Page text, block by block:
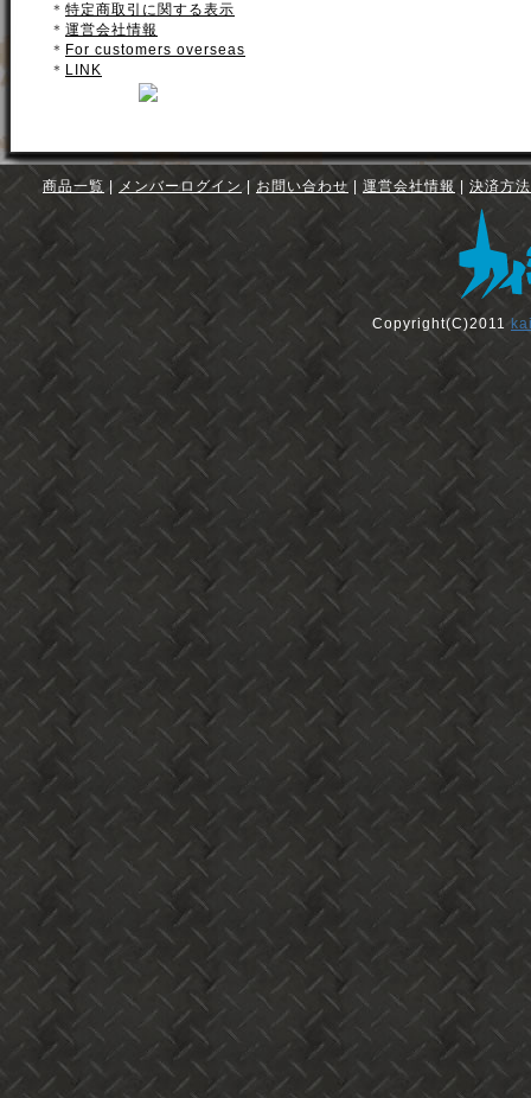
＊ 特定商取引に関する表示
＊ 運営会社情報
＊ For customers overseas
＊ LINK
商品一覧 メンバーログイン お問い合わせ 運営会社情報 決済方
Copyright(C)2011